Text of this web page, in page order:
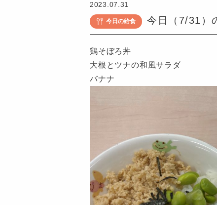
2023.07.31
今日の給食 今日（7/31）
鶏そぼろ丼
大根とツナの和風サラダ
バナナ